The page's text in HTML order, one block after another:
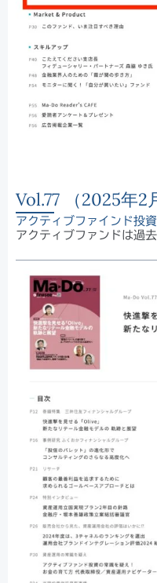
Vol.77 （2025年2
アクティブファインド投
アクティブファンドは過